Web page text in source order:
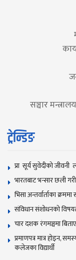
सञ्चार
ट्रेन्डिङ
प्रा सूर्य सुवेदीको
भारतबाट भन्सार छली
भिसा अन्तर्वार्ताका
संविधान संशोधनकाे
चार दशक रंगमञ्चमा
प्रमाणपत्र मात्र होइन,
कलेजका विद्यार्थी